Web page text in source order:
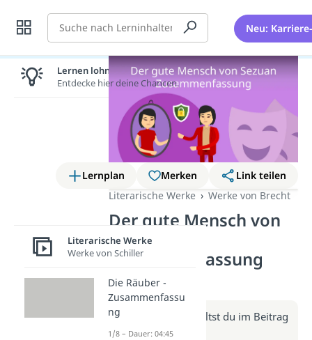
Suche Neu:
Lernplan Merken
Link teilen
Literarische Werke
Werke von Brecht
Der gute Mensch von
Sezuan –
Zusammenfassung
(Video)
Weitere Infos erhältst du im Beitrag
zum Video
Lernen lohnt sich!
Entdecke hier deine Chancen.
Literarische Werke
Werke von Schiller
Die Räuber -
Zusammenfassu
ng
1/8 – Dauer: 04:45